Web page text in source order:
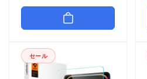
格
セール